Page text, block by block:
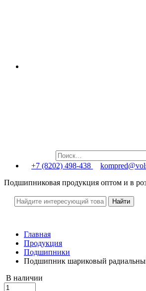
+7 (8202) 498-438
Подшипниковая продукция оптом и в
Главная
Продукция
Подшипники
Подшипник шариковый
В наличии